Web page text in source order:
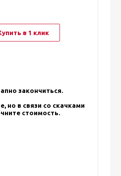
в 1 клик
закончиться.
но в связи со скачками
стоимость.